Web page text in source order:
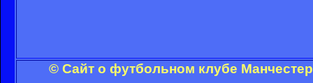
© Сайт о футбольном клубе